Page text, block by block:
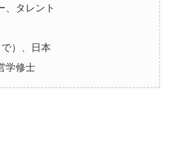
、タレント
）、日本
学修士